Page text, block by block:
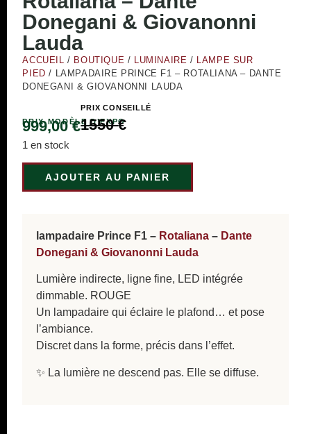
Donegani & Giovanonni
Lauda
ACCUEIL / BOUTIQUE / LUMINAIRE /
LAMPE SUR
PIED / LAMPADAIRE PRINCE F1 – ROTALIANA – DANTE
DONEGANI & GIOVANONNI LAUDA
PRIX MODÈLE D’EXPO
999,00€
PRIX CONSEILLÉ
1550€
1 en stock
AJOUTER AU PANIER
lampadaire Prince F1 – Rotaliana – Dante
Donegani & Giovanonni Lauda
Lumière indirecte, ligne fine, LED intégrée
dimmable. ROUGE
Un lampadaire qui éclaire le plafond… et pose
l’ambiance.
Discret dans la forme, précis dans l’effet.
✨ La lumière ne descend pas. Elle se diffuse.